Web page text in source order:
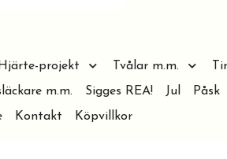
projekt Tvålar m.m.
m.m. Sigges REA! Jul Påsk
Kontakt Köpvillkor